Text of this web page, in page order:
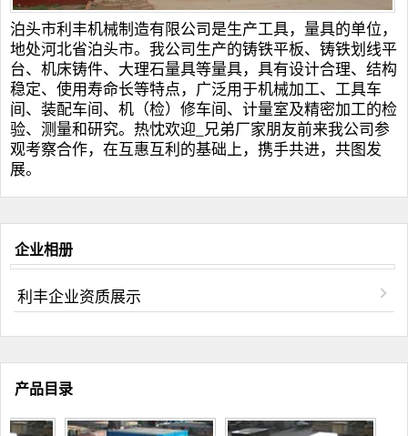
泊头市利丰机械制造有限公司是生产工具，量具的单位，
地处河北省泊头市。我公司生产的铸铁平板、 铸铁划线平
台、 机床铸件、 大理石量具等量具，具有设计合理、结构
稳定、使用寿命长等特点，广泛用于机械加工、工具车
间、装配车间、机（检）修车间、计量室及精密加工的检
验、测量和研究。热忱欢迎_兄弟厂家朋友前来我公司参
观考察合作，在互惠互利的基础上，携手共进，共图发
展。
企业相册
利丰企业资质展示
产品目录